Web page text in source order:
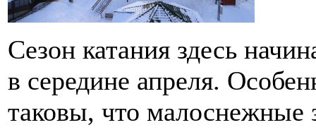
Сезон катания здесь
в середине апреля.
таковы, что малоснежные